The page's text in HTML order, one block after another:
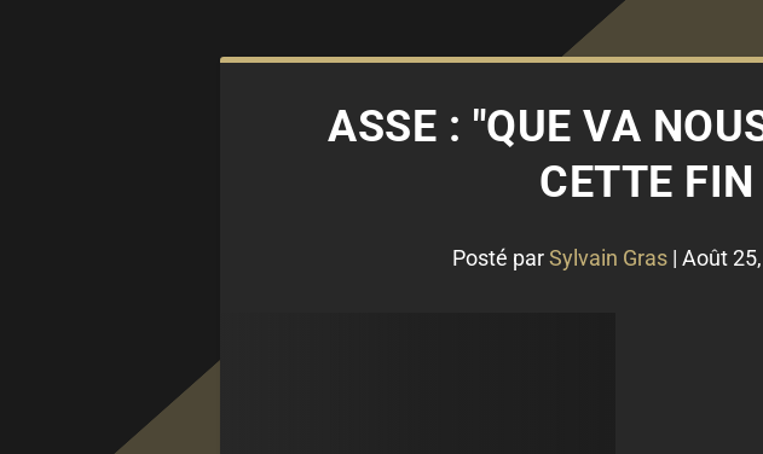
ASSE : "QUE VA
CETTE
Posté parSylvain Gras| Août